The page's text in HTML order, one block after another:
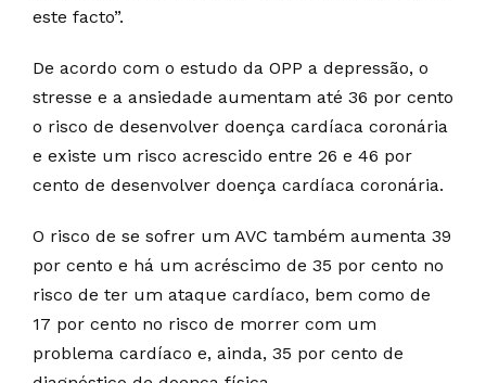
este facto”.
De acordo com o estudo da OPP a depressão, o
stresse e a ansiedade aumentam até 36 por cento
o risco de desenvolver doença cardíaca coronária
e existe um risco acrescido entre 26 e 46 por
cento de desenvolver doença cardíaca coronária.
O risco de se sofrer um AVC também aumenta 39
por cento e há um acréscimo de 35 por cento no
risco de ter um ataque cardíaco, bem como de
17 por cento no risco de morrer com um
problema cardíaco e, ainda, 35 por cento de